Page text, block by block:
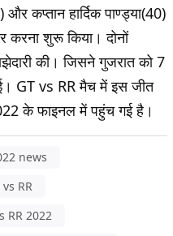
कप्तान हार्दिक पाण्ड्या(40)
शुरू किया। दोनों
की। जिसने गुजरात को 7
GT vs RR मैच में इस जीत
के फाइनल में पहुंच गई है।
news
vs RR
RR 2022